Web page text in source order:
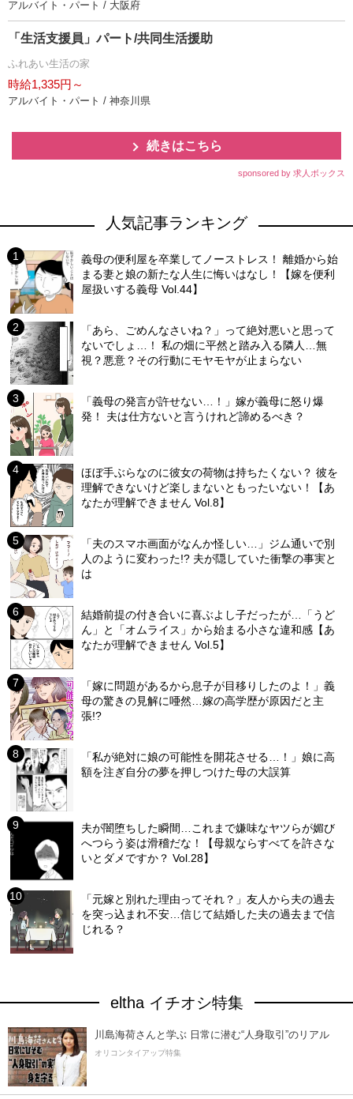
アルバイト・パート / 大阪府
「生活支援員」パート/共同生活援助
ふれあい生活の家
時給1,335円～
アルバイト・パート / 神奈川県
続きはこちら
sponsored by 求人ボックス
人気記事ランキング
義母の便利屋を卒業してノーストレス！ 離婚から始
まる妻と娘の新たな人生に悔いはなし！【嫁を便利
屋扱いする義母 Vol.44】
「あら、ごめんなさいね？」って絶対悪いと思って
ないでしょ…！ 私の畑に平然と踏み入る隣人…無
視？悪意？その行動にモヤモヤが止まらない
「義母の発言が許せない…！」嫁が義母に怒り爆
発！ 夫は仕方ないと言うけれど諦めるべき？
ほぼ手ぶらなのに彼女の荷物は持ちたくない？ 彼を
理解できないけど楽しまないともったいない！【あ
なたが理解できません Vol.8】
「夫のスマホ画面がなんか怪しい…」ジム通いで別
人のように変わった!? 夫が隠していた衝撃の事実と
は
結婚前提の付き合いに喜ぶよし子だったが…「うど
ん」と「オムライス」から始まる小さな違和感【あ
なたが理解できません Vol.5】
「嫁に問題があるから息子が目移りしたのよ！」義
母の驚きの見解に唖然…嫁の高学歴が原因だと主
張!?
「私が絶対に娘の可能性を開花させる…！」娘に高
額を注ぎ自分の夢を押しつけた母の大誤算
夫が闇堕ちした瞬間…これまで嫌味なヤツらが媚び
へつらう姿は滑稽だな！【母親ならすべてを許さな
いとダメですか？ Vol.28】
「元嫁と別れた理由ってそれ？」友人から夫の過去
を突っ込まれ不安…信じて結婚した夫の過去まで信
じれる？
eltha イチオシ特集
川島海荷さんと学ぶ 日常に潜む“人身取引”のリアル
オリコンタイアップ特集